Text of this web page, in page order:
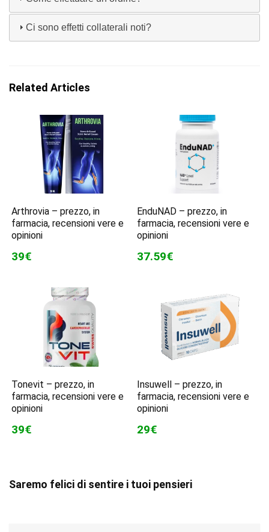
Ci sono effetti collaterali noti?
Related Articles
Arthrovia – prezzo, in
farmacia, recensioni vere e
opinioni
39€
EnduNAD – prezzo, in
farmacia, recensioni vere e
opinioni
37.59€
Tonevit – prezzo, in
farmacia, recensioni vere e
opinioni
39€
Insuwell – prezzo, in
farmacia, recensioni vere e
opinioni
29€
Saremo felici di sentire i tuoi pensieri